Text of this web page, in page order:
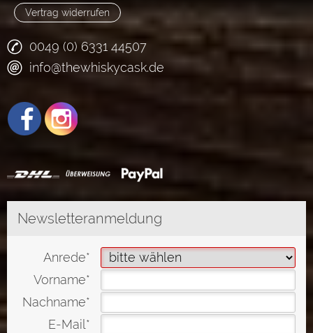
Vertrag widerrufen
0049 (0) 6331 44507
info@thewhiskycask.de